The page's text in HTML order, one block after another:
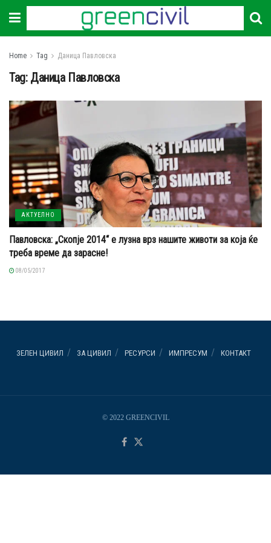
Home Tag Даница Павловска
Tag: Даница Павловска
АКТУЕЛНО
Павловска: „Скопје 2014“ е лузна врз нашите животи за која ќе
треба време да зарасне!
08/05/2017
ЗЕЛЕН ЦИВИЛ ЗА ЦИВИЛ РЕСУРСИ ИМПРЕСУМ КОНТАКТ
© 2022 GREENCIVIL